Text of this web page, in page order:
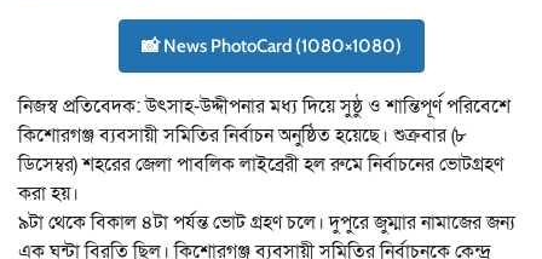
📸 News PhotoCard (1080×1080)
নিজস্ব প্রতিবেদক: উৎসাহ-উদ্দীপনার মধ্য দিয়ে সুষ্ঠু ও শান্তিপূর্ণ পরিবেশে
কিশোরগঞ্জ ব্যবসায়ী সমিতির নির্বাচন অনুষ্ঠিত হয়েছে। শুক্রবার (৮
ডিসেম্বর) শহরের জেলা পাবলিক লাইব্রেরী হল রুমে নির্বাচনের ভোটগ্রহণ
করা হয়।
৯টা থেকে বিকাল ৪টা পর্যন্ত ভোট গ্রহণ চলে। দুপুরে জুম্মার নামাজের জন্য
এক ঘন্টা বিরতি ছিল। কিশোরগঞ্জ ব্যবসায়ী সমিতির নির্বাচনকে কেন্দ্র